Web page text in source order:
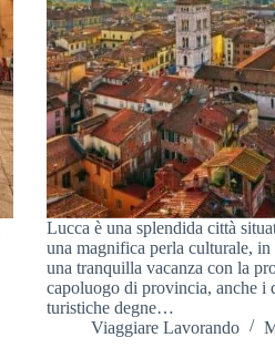
Lucca è una splendida città
una magnifica perla culturale,
una tranquilla vacanza con la
capoluogo di provincia, anche i
turistiche degne…
Viaggiare Lavorando